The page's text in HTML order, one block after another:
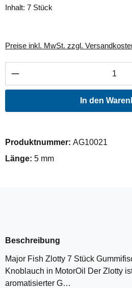
Inhalt: 7 Stück
Preise inkl. MwSt. zzgl.
Produkt Anzahl: Gib
In den
Produktnummer: AG10021
Länge: 5 mm
Beschreibung
Major Fish Zlotty 7 Stück
Knoblauch in MotorOil Der Zlotty
aromatisierter G…